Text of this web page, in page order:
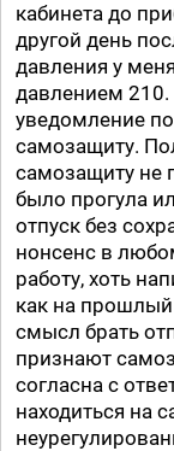
кабинета до
другой день
давления у
давлением 210.
уведомление
самозащиту.
самозащиту не
было прогула
отпуск без
нонсенс в
работу, хоть
как на прошлый
смысл брать
признают
согласна с
находиться на